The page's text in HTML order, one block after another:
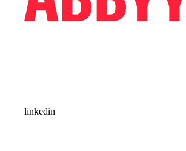
linkedin